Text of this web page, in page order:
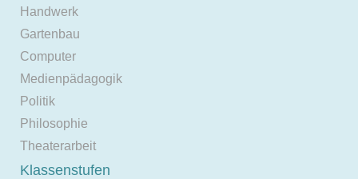
Handwerk
Gartenbau
Computer
Medienpädagogik
Politik
Philosophie
Theaterarbeit
Klassenstufen